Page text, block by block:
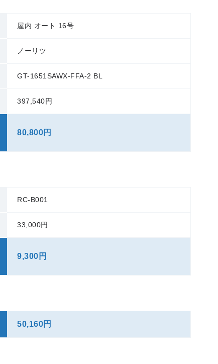
屋内 オート 16号
ノーリツ
GT-1651SAWX-FFA-2 BL
397,540円
80,800円
RC-B001
33,000円
9,300円
50,160円